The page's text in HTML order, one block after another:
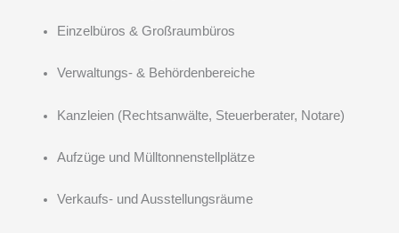
Einzelbüros & Großraumbüros
Verwaltungs- & Behördenbereiche
Kanzleien (Rechtsanwälte, Steuerberater, Notare)
Aufzüge und Mülltonnenstellplätze
Verkaufs- und Ausstellungsräume